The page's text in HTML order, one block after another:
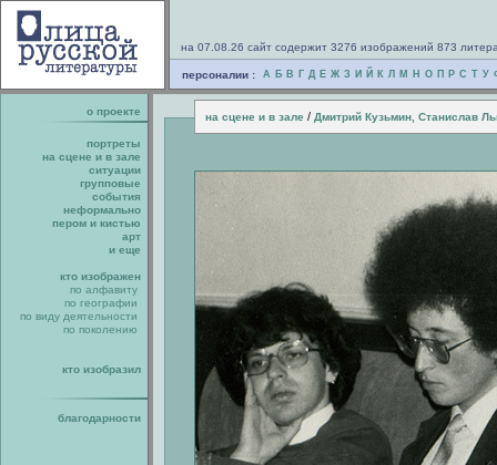
на 07.08.26 сайт содержит 3276 изображений 873
персоналии : А Б В Г Д Е Ж З И Й К Л М Н О П Р С Т У
о проекте на сцене и в зале / Дмитрий Кузьмин, Станислав
портреты
на сцене и в зале
ситуации
групповые
события
неформально
пером и кистью
арт
и еще
кто изображен
по алфавиту
по географии
по виду деятельности
по поколению
кто изобразил
благодарности